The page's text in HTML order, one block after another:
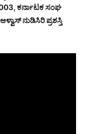
ಕರ್ನಾಟಕ ಸಂಘ
ನುಡಿಸಿರಿ ಪ್ರಶಸ್ತಿ